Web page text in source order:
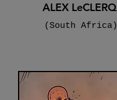
ALEX LeCLERQ
(South Africa)